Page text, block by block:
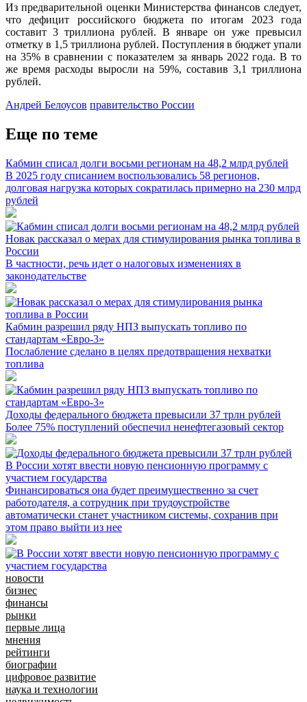
Из предварительной оценки Министерства финансов следует,
что дефицит российского бюджета по итогам 2023 года
составит 3 триллиона рублей. В январе он уже превысил
отметку в 1,5 триллиона рублей. Поступления в бюджет упали
на 35% в сравнении с показателем за январь 2022 года. В то
же время расходы выросли на 59%, составив 3,1 триллиона
рублей.
Андрей Белоусов правительство России
Еще по теме
Кабмин списал долги восьми регионам на 48,2 млрд рублей
В 2025 году списанием воспользовались 58 регионов,
долговая нагрузка которых сократилась примерно на 230 млрд
рублей
Новак рассказал о мерах для стимулирования рынка топлива в
России
В частности, речь идет о налоговых изменениях в
законодательстве
Кабмин разрешил ряду НПЗ выпускать топливо по
стандартам «Евро-3»
Послабление сделано в целях предотвращения нехватки
топлива
Доходы федерального бюджета превысили 37 трлн рублей
Более 75% поступлений обеспечил ненефтегазовый сектор
В России хотят ввести новую пенсионную программу с
участием государства
Финансироваться она будет преимущественно за счет
работодателя, а сотрудник при трудоустройстве
автоматически станет участником системы, сохранив при
этом право выйти из нее
новости
бизнес
финансы
рынки
первые лица
мнения
рейтинги
биографии
цифровое развитие
наука и технологии